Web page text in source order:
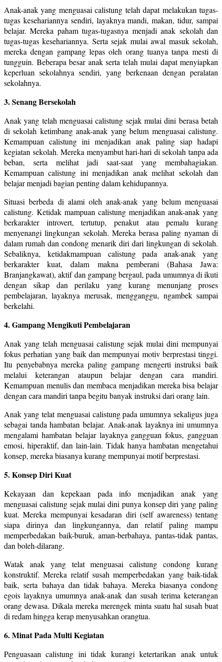
Anak-anak yang menguasai calistung telah dapat melakukan tugas-
tugas kesehariannya sendiri, layaknya mandi, makan, tidur, sampai
belajar. Mereka paham tugas-tugasnya menjadi anak sekolah dan
tugas-tugas kesehariannya. Serta sejak mulai awal masuk sekolah,
mereka dengan gampang lepas oleh orang tuanya tanpa mesti di
tungguin. Beberapa besar anak serta telah mulai dapat menyiapkan
keperluan sekolahnya sendiri, yang berkenaan dengan peralatan
sekolahnya.
3. Senang Bersekolah
Anak yang telah menguasai calistung sejak mulai dini berasa betah
di sekolah ketimbang anak-anak yang belum menguasai calistung.
Kemampuan calistung ini menjadikan anak paling siap hadapi
kegiatan sekolah. Mereka menyambut hari-hari di sekolah tanpa ada
beban, serta melihat jadi saat-saat yang membahagiakan.
Kemampuan calistung ini menjadikan anak melihat sekolah dan
belajar menjadi bagian penting dalam kehidupannya.
Situasi berbeda di alami oleh anak-anak yang belum menguasai
calistung. Ketidak mampuan calistung menjadikan anak-anak yang
berkarakter introvert, tertutup, penakut atau pemalu kurang
menyenangi lingkungan sekolah. Mereka berasa paling nyaman di
dalam rumah dan condong menarik diri dari lingkungan di sekolah.
Sebaliknya, ketidakmampuan calistung pada anak-anak yang
berkarakter kuat, dalam makna pemberani (Bahasa Jawa:
Branjangkawat), aktif dan gampang bergaul, pada umumnya di ikuti
dengan sikap dan perilaku yang kurang menunjang proses
pembelajaran, layaknya merusak, mengganggu, ngambek sampai
berkelahi.
4. Gampang Mengikuti Pembelajaran
Anak yang telah menguasai calistung sejak mulai dini mempunyai
fokus perhatian yang baik dan mempunyai motiv berprestasi tinggi.
Itu penyebabnya mereka paling gampang mengerti instruksi baik
melalui keterangan ataupun belajar dengan cara mandiri.
Kemampuan menulis dan membaca menjadikan mereka bisa belajar
dengan cara mandiri tanpa begitu banyak instruksi dari orang lain.
Anak yang telat menguasai calistung pada umumnya sekaligus juga
sebagai tanda hambatan belajar. Anak-anak layaknya ini umumnya
mengalami hambatan belajar layaknya gangguan fokus, gangguan
emosi, hiperaktif, dan lain-lain. Tidak hanya hambatan mengetahui
konsep, mereka biasanya kurang mempunyai motif berprestasi.
5. Konsep Diri Kuat
Kekayaan dan kepekaan pada info menjadikan anak yang
menguasai calistung sejak mulai dini punya konsep diri yang paling
kuat. Mereka mempunyai kesadaran diri (self awareness) tentang
siapa dirinya dan lingkungannya, dan relatif paling mampu
memperbedakan baik-buruk, aman-berbahaya, pantas-tidak pantas,
dan boleh-dilarang.
Watak anak yang telat menguasai calistung condong kurang
konstruktif. Mereka relatif susah memperbedakan yang baik-tidak
baik, serta bahaya dan tidak bahaya. Mereka biasanya condong
egois layaknya umumnya anak-anak dan susah terima keterangan
orang dewasa. Dikala mereka merengek minta suatu hal susah buat
di redam hingga kerap menyusahkan orangtua.
6. Minat Pada Multi Kegiatan
Penguasaan calistung ini tidak kurangi ketertarikan anak untuk